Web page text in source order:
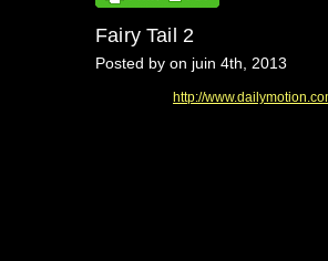
Fairy Tail 2
Posted by on juin 4th, 2013
http://